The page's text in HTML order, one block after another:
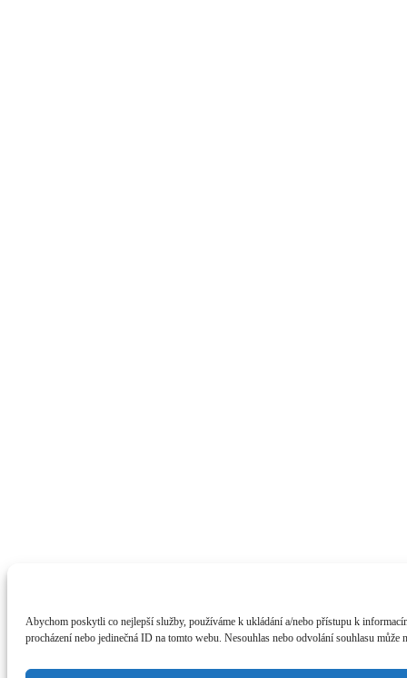
Abychom poskytli co nejlepší služby, používáme k ukládání a/nebo přístupu k
procházení nebo jedinečná ID na tomto webu. Nesouhlas nebo odvolání souhlasu